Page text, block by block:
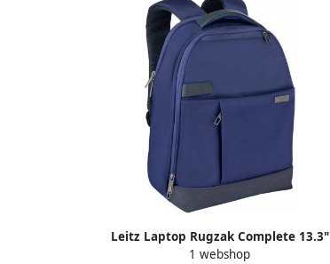
Leitz Laptop Rugzak Complete 13.3"
Smart Blauw
1 webshop